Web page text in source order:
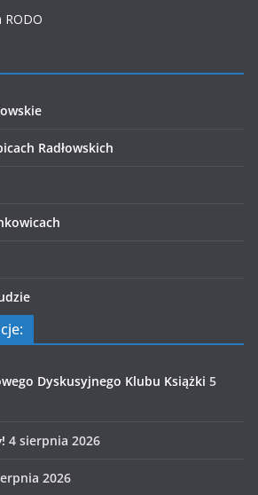
RODO
Radłowskich
Dyskusyjnego Klubu Książki 5
4 sierpnia 2026
2026